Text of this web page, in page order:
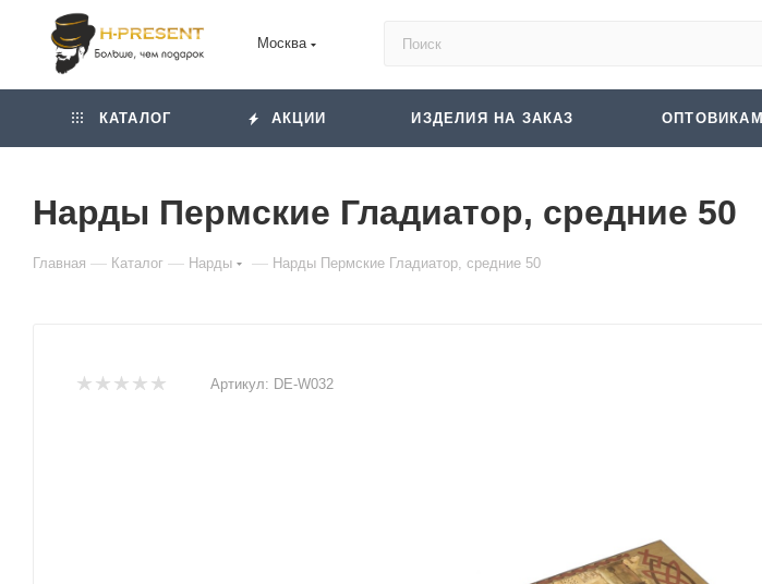
Москва
КАТАЛОГ АКЦИИ ИЗДЕЛИЯ НА ЗАКАЗ ОПТОВИКАМ
Нарды Пермские Гладиатор, средние 50
Главная — Каталог — Нарды — Нарды Пермские Гладиатор, средние 50
Артикул: DE-W032